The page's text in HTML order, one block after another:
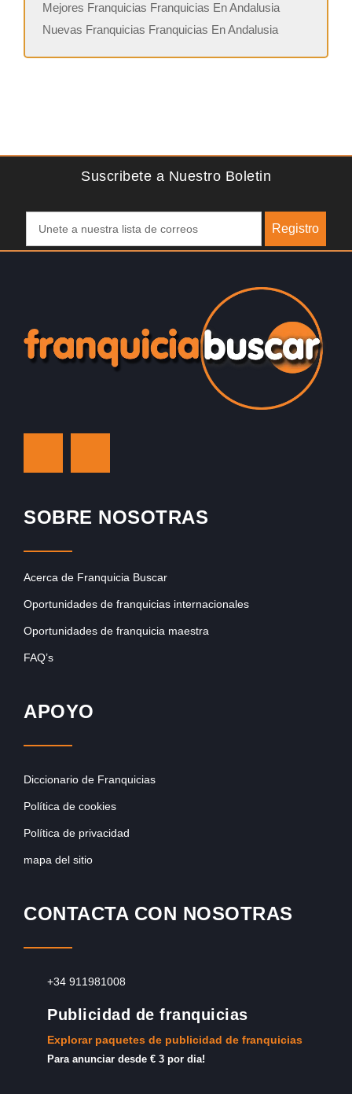
Mejores Franquicias Franquicias En Andalusia
Nuevas Franquicias Franquicias En Andalusia
Suscribete a Nuestro Boletin
Registro
SOBRE NOSOTRAS
Acerca de Franquicia Buscar
Oportunidades de franquicias internacionales
Oportunidades de franquicia maestra
FAQ’s
APOYO
Diccionario de Franquicias
Política de cookies
Política de privacidad
mapa del sitio
CONTACTA CON NOSOTRAS
+34 911981008
Publicidad de franquicias
Explorar paquetes de publicidad de franquicias
Para anunciar desde € 3 por dia!